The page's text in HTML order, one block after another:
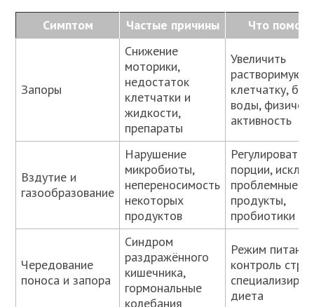
Симптом Частые причины Что
Запоры
Снижение
моторики,
недостаток
клетчатки и
жидкости,
препараты
Увеличить
растворимую
клетчатку,
воды,
активность
Вздутие и
газообразование
Нарушение
микробиоты,
непереносимость
некоторых
продуктов
Регулировать
порции,
проблемные
продукты,
пробиотики
Чередование
поноса и запора
Синдром
раздражённого
кишечника,
гормональные
колебания
Режим
контроль
диета